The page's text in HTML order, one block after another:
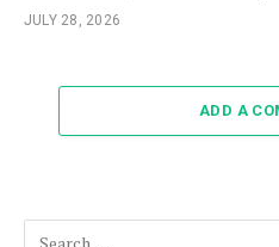
JULY 28, 2026
ADD A